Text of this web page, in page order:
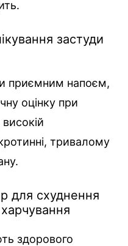
застуди
приємним напоєм,
оцінку при
тривалому
для схуднення
здорового